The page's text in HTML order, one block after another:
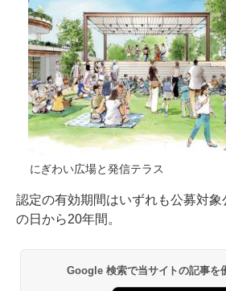
にぎわい広場と発信テラス
認定の有効期間はいずれも公募対
の日から20年間。
Google 検索で当サイトの記事を